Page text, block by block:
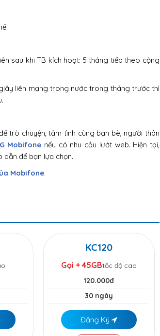
sau khi TB kích hoạt: 5 tháng tiếp theo cộng
liên mạng trong nước trong tháng trước thì
trò chuyện, tâm tình cùng bạn bè, người thân
Mobifone nếu có nhu cầu lướt web. Hiện tại,
để bạn lựa chọn.
Mobifone.
KC120
Gọi + 45GBtốc độ cao
120.000đ
30 ngày
Đăng Ký